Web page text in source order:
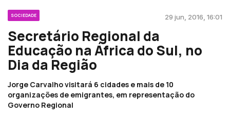
SOCIEDADE 29 jun, 2016, 16:01
Secretário Regional da
Educação na África do Sul, no
Dia da Região
Jorge Carvalho visitará 6 cidades e mais de 10
organizações de emigrantes, em representação do
Governo Regional